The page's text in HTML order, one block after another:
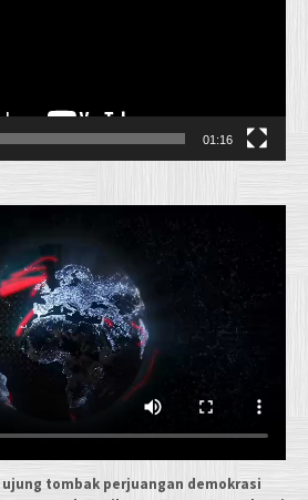
01:16
tombak perjuangan demokrasi